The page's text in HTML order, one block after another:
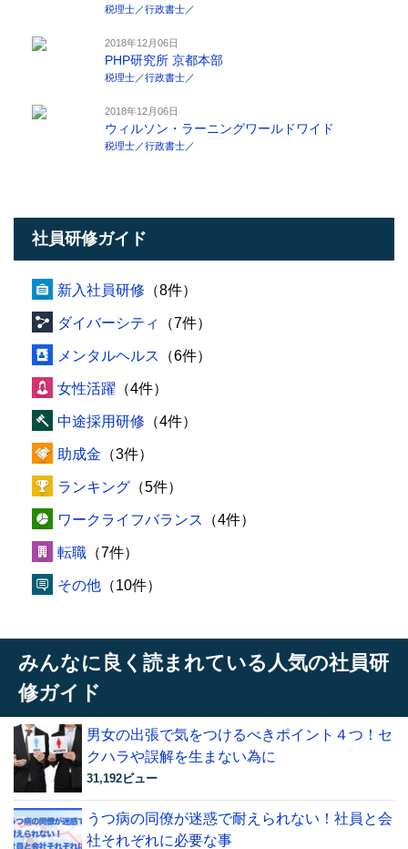
税理士 ／行政書士 ／
2018年12月06日
PHP研究所 京都本部
税理士 ／行政書士 ／
2018年12月06日
ウィルソン・ラーニングワールドワイド
税理士 ／行政書士 ／
社員研修ガイド
新入社員研修 （8件）
ダイバーシティ （7件）
メンタルヘルス （6件）
女性活躍 （4件）
中途採用研修 （4件）
助成金 （3件）
ランキング （5件）
ワークライフバランス （4件）
転職 （7件）
その他 （10件）
みんなに良く読まれている人気の社員研
修ガイド
男女の出張で気をつけるべきポイント４つ！セ
クハラや誤解を生まない為に
31,192ビュー
うつ病の同僚が迷惑で耐えられない！社員と会
社それぞれに必要な事